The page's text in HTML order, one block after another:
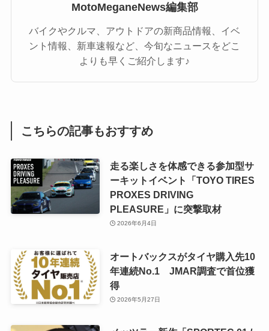
MotoMeganeNews編集部
バイクやクルマ、アウトドアの新商品情報、イベ
ント情報、新車速報など、今旬なニュースをどこ
よりも早くご紹介します♪
こちらの記事もおすすめ
走る楽しさを体感できる参加型サ
ーキットイベント「TOYO TIRES
PROXES DRIVING
PLEASURE」に突撃取材
2026年6月4日
オートバックスがタイヤ購入先10
年連続No.1 JMAR調査で首位獲
得
2026年5月27日